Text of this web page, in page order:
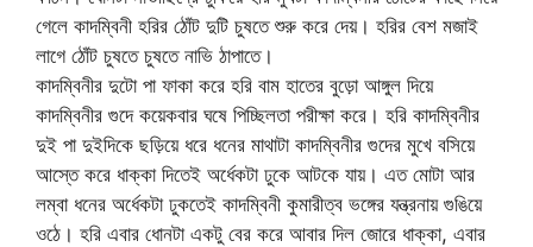
গেলে কাদম্বিনী হরির ঠোঁট দুটি চুষতে শুরু করে দেয়। হরির বেশ মজাই
লাগে ঠোঁট চুষতে চুষতে নাভি ঠাপাতে।
কাদম্বিনীর দুটো পা ফাকা করে হরি বাম হাতের বুড়ো আঙ্গুল দিয়ে
কাদম্বিনীর গুদে কয়েকবার ঘষে পিচ্ছিলতা পরীক্ষা করে। হরি কাদম্বিনীর
দুই পা দুইদিকে ছড়িয়ে ধরে ধনের মাথাটা কাদম্বিনীর গুদের মুখে বসিয়ে
আস্তে করে ধাক্কা দিতেই অর্ধেকটা ঢুকে আটকে যায়। এত মোটা আর
লম্বা ধনের অর্ধেকটা ঢুকতেই কাদম্বিনী কুমারীত্ব ভঙ্গের যন্ত্রনায় গুঙিয়ে
ওঠে। হরি এবার ধোনটা একটু বের করে আবার দিল জোরে ধাক্কা, এবার